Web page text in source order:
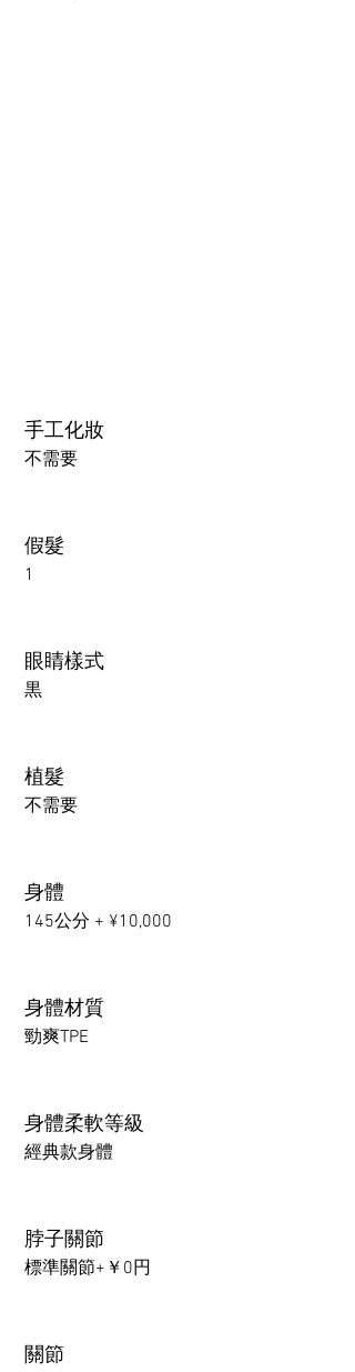
手工化妝
不需要
假髮
1
眼睛樣式
黒
植髮
不需要
身體
145公分 + ¥10,000
身體材質
勁爽TPE
身體柔軟等級
經典款身體
脖子關節
標準關節+￥0円
關節